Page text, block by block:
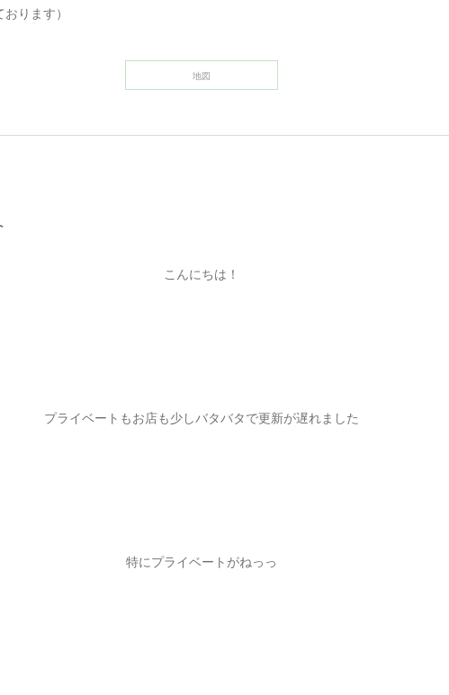
ります）
地図
こんにちは！
プライベートもお店も少しバタバタで更新が遅れました
特にプライベートがねっっ